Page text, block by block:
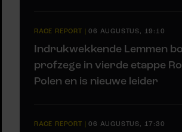
RACE REPORT |06 AUGUSTUS, 19:10
Indrukwekkende Lemmen
profzege in vierde etappe
Polen en is nieuwe leider
RACE REPORT |06 AUGUSTUS, 17:30